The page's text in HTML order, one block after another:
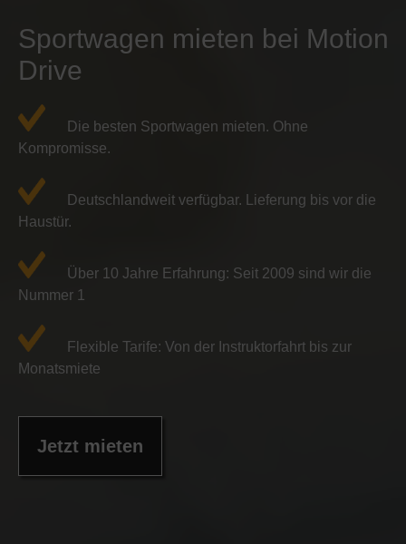
Sportwagen mieten bei Motion
Drive
Die besten Sportwagen mieten. Ohne
Kompromisse.
Deutschlandweit verfügbar. Lieferung bis vor die
Haustür.
Über 10 Jahre Erfahrung: Seit 2009 sind wir die
Nummer 1
Flexible Tarife: Von der Instruktorfahrt bis zur
Monatsmiete
Jetzt mieten